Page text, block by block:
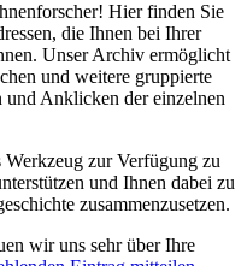
Hier finden Sie
die Ihnen bei Ihrer
Unser Archiv ermöglicht
und weitere gruppierte
Anklicken der einzelnen
zur Verfügung zu
und Ihnen dabei zu
zusammenzusetzen.
wir uns sehr über Ihre